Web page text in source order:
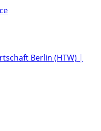
Berlin (HTW) |